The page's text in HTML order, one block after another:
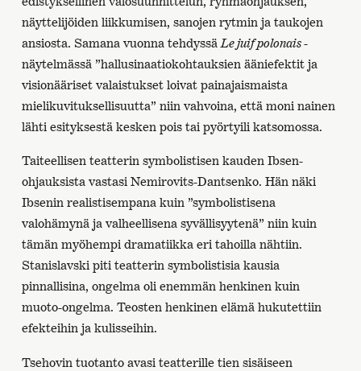
näyttelijöiden liikkumisen, sanojen rytmin ja taukojen
ansiosta. Samana vuonna tehdyssä Le juif polonais-
näytelmässä ”hallusinaatiokohtauksien ääniefektit ja
visionääriset valaistukset loivat painajaismaista
mielikuvituksellisuutta” niin vahvoina, että moni nainen
lähti esityksestä kesken pois tai pyörtyili katsomossa.
Taiteellisen teatterin symbolistisen kauden Ibsen-
ohjauksista vastasi Nemirovits-Dantsenko. Hän näki
Ibsenin realistisempana kuin ”symbolistisena
valohämynä ja valheellisena syvällisyytenä” niin kuin
tämän myöhempi dramatiikka eri tahoilla nähtiin.
Stanislavski piti teatterin symbolistisia kausia
pinnallisina, ongelma oli enemmän henkinen kuin
muoto-ongelma. Teosten henkinen elämä hukutettiin
efekteihin ja kulisseihin.
Tsehovin tuotanto avasi teatterille tien sisäiseen